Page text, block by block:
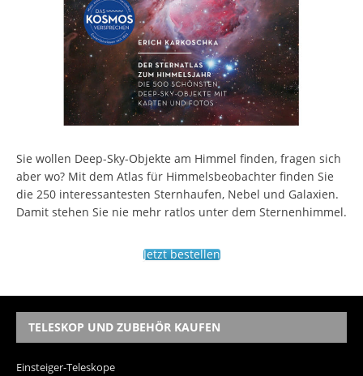
Sie wollen Deep-Sky-Objekte am Himmel finden, fragen sich
aber wo? Mit dem Atlas für Himmelsbeobachter finden Sie
die 250 interessantesten Sternhaufen, Nebel und Galaxien.
Damit stehen Sie nie mehr ratlos unter dem Sternenhimmel.
Jetzt bestellen
TELESKOP UND ZUBEHÖR KAUFEN
Einsteiger-Teleskope